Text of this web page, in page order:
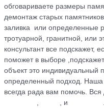
обговариваете размеры
демонтаж старых
заливка или определенные
тротуарной, гранитной, или
консультант все подскажет,
поможет в выборе
объект это индивидуальный
определенный подход.
всегда рада вам помочь.
, и